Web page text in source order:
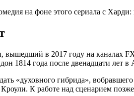
вышедший в 2017 году на каналах
1814 года после двенадцати лет
«духовного гибрида»,
Кроули. К работе над сценарием